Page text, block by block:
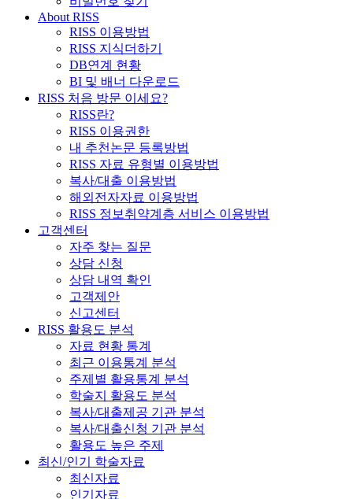
About RISS
RISS 이용방법
RISS 지식더하기
DB연계 현황
BI 및 배너 다운로드
RISS 처음 방문 이세요?
RISS란?
RISS 이용권한
내 추천논문 등록방법
RISS 자료 유형별 이용방법
복사/대출 이용방법
해외전자자료 이용방법
RISS 정보취약계층 서비스 이용방법
고객센터
자주 찾는 질문
상담 신청
상담 내역 확인
고객제안
신고센터
RISS 활용도 분석
자료 현황 통계
최근 이용통계 분석
주제별 활용통계 분석
학술지 활용도 분석
복사/대출제공 기관 분석
복사/대출신청 기관 분석
활용도 높은 주제
최신/인기 학술자료
최신자료
인기자료